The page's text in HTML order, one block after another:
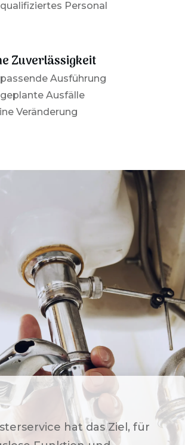
Personal
Zuverlässigkeit
Ausführung
Ausfälle
Veränderung
hat das Ziel, für